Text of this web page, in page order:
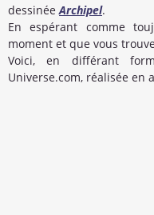
dessinéeArchipel.
En espérant comme
moment et que vous
Voici, en différant
Universe.com, réalisée en